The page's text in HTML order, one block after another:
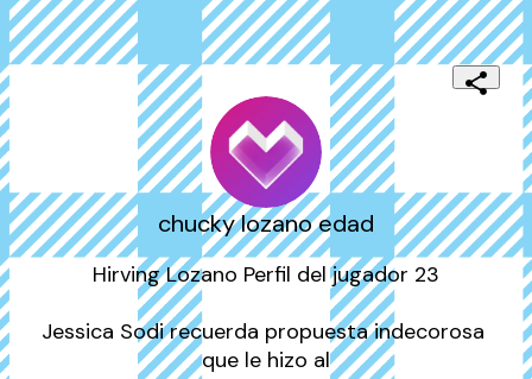
chucky lozano edad
Hirving Lozano Perfil del jugador 23
Jessica Sodi recuerda propuesta indecorosa
que le hizo al